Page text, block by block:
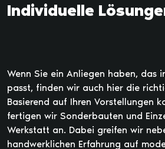
Individuelle
Wenn Sie ein Anliegen haben, das
passt, finden wir auch hier die
Basierend auf Ihren Vorstellungen
fertigen wir Sonderbauten und
Werkstatt an. Dabei greifen wir
handwerklichen Erfahrung auf